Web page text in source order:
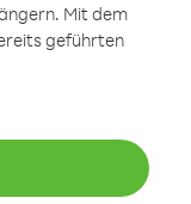
Mit dem
geführten